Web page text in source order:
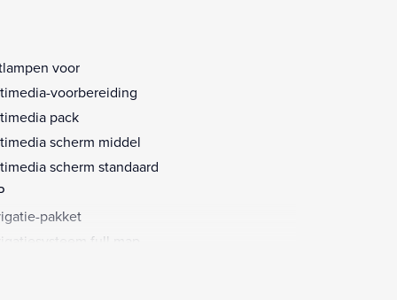
voor
voorbereiding
pack
scherm middel
scherm standaard
pakket
full map